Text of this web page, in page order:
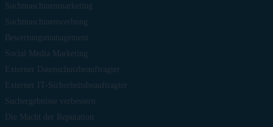
Suchmaschinenmarketing
Suchmaschinenwerbung
Bewertungsmanagement
Social Media Marketing
Externer Datenschutzbeauftragter
Externer IT-Sicherheitsbeauftragter
Suchergebnisse verbessern
Die Macht der Reputation